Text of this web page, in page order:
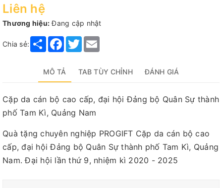
Liên hệ
Thương hiệu: Đang cập nhật
Chia sẻ: Share Facebook
Twitter
MÔ TẢ TAB TÙY CHỈNH ĐÁNH GIÁ
Cặp da cán bộ cao cấp, đại hội Đảng bộ Quân Sự thành
phố Tam Kì, Quảng Nam
Quà tặng chuyên nghiệp PROGIFT Cặp da cán bộ cao
cấp, đại hội Đảng bộ Quân Sự thành phố Tam Kì, Quảng
Nam. Đại hội lần thứ 9, nhiệm kì 2020 - 2025